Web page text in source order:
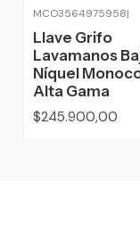
MCO3564975958|
Llave Grifo
Lavamanos
Níquel
Alta Gama
$245.900,00